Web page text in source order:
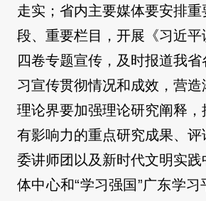
走实；省内主要媒体要安排
段、重要栏目，开展《习近
四卷专题宣传，及时报道我
习宣传贯彻情况和成效，营
理论界要加强理论研究阐释
有影响力的重点研究成果、
委讲师团以及新时代文明实
体中心和“学习强国”广东学